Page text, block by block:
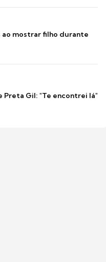
ao mostrar filho durante
Preta Gil: "Te encontrei lá"